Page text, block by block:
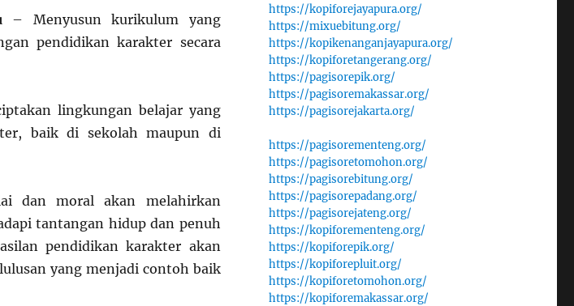
– Menyusun kurikulum yang
pendidikan karakter secara
lingkungan belajar yang
baik di sekolah maupun di
dan moral akan melahirkan
tantangan hidup dan penuh
pendidikan karakter akan
yang menjadi contoh baik
https://kopiforejayapura.org/
https://mixuebitung.org/
https://kopikenanganjayapura.org/
https://kopiforetangerang.org/
https://pagisorepik.org/
https://pagisoremakassar.org/
https://pagisorejakarta.org/
https://pagisorementeng.org/
https://pagisoretomohon.org/
https://pagisorebitung.org/
https://pagisorepadang.org/
https://pagisorejateng.org/
https://kopiforementeng.org/
https://kopiforepik.org/
https://kopiforepluit.org/
https://kopiforetomohon.org/
https://kopiforemakassar.org/